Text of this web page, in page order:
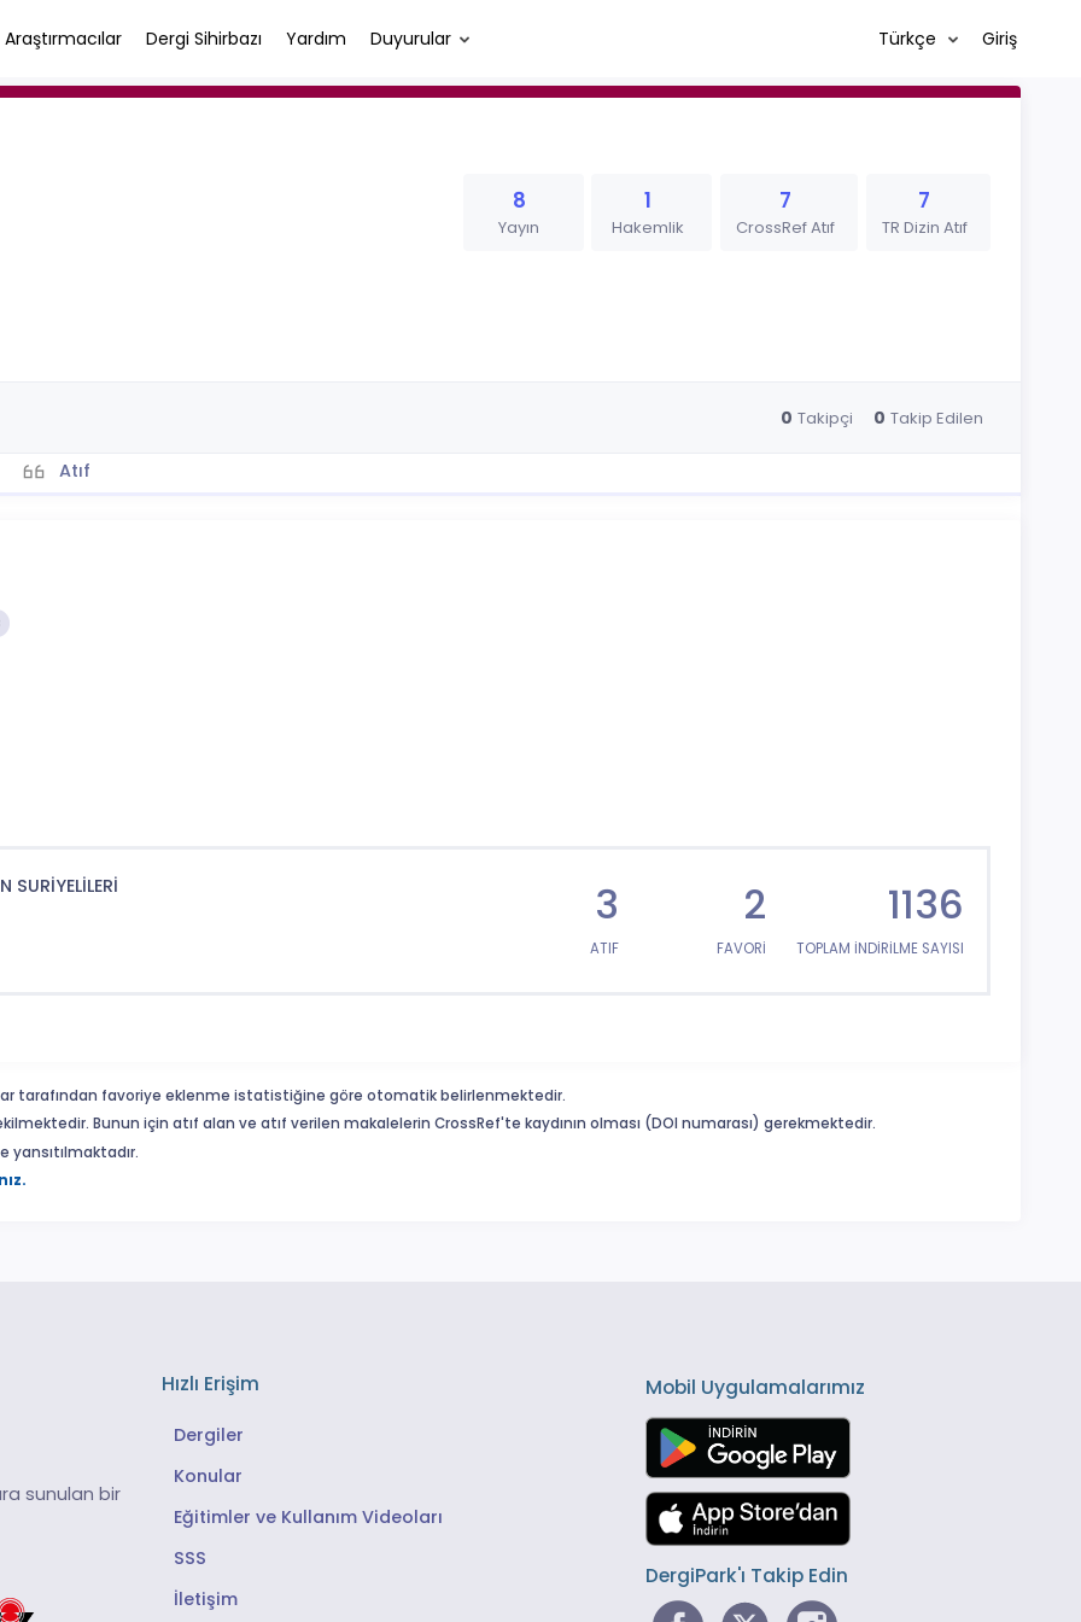
Araştırmacılar Dergi Sihirbazı Yardım Duyurular Türkçe Giriş
8
Yayın
1
Hakemlik
7
CrossRef Atıf
7
TR Dizin Atıf
0 Takipçi 0 Takip Edilen
Atıf
SURİYELİLERİ 3
ATIF
2
FAVORİ
1136
TOPLAM İNDİRİLME SAYISI
tarafından favoriye eklenme istatistiğine göre otomatik belirlenmektedir.
Bunun için atıf alan ve atıf verilen makalelerin CrossRef'te kaydının olması (DOI numarası) gerekmektedir.
yansıtılmaktadır.
sunulan bir
Hızlı Erişim
Dergiler
Konular
Eğitimler ve Kullanım Videoları
SSS
İletişim
Mobil Uygulamalarımız
DergiPark'ı Takip Edin